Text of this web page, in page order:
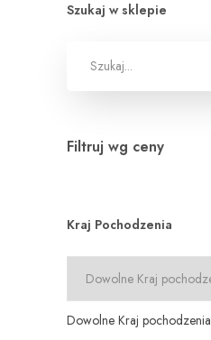
Szukaj w sklepie
Filtruj wg ceny
Kraj Pochodzenia
Dowolne Kraj pochodzenia